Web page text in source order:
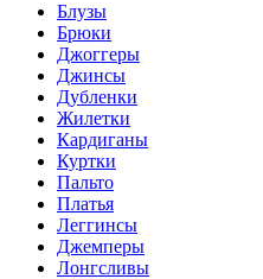
Блузы
Брюки
Джоггеры
Джинсы
Дубленки
Жилетки
Кардиганы
Куртки
Пальто
Платья
Леггинсы
Джемперы
Лонгсливы